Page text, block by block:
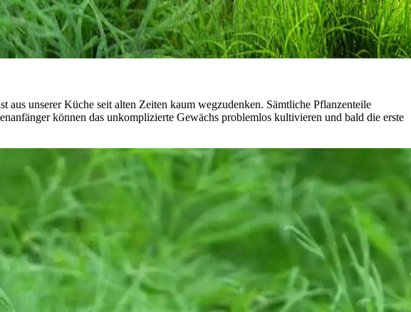
unserer Küche seit alten Zeiten kaum wegzudenken. Sämtliche Pflanzenteile
können das unkomplizierte Gewächs problemlos kultivieren und bald die erste